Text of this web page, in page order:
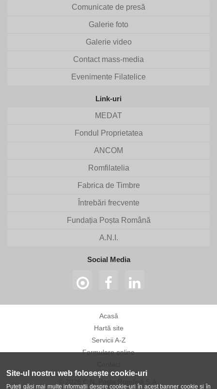
Site-ul nostru web folosește cookie-uri
Puteți găsi mai multe informații despre cookie-uri în acest banner cookie și în
Comunicate de presă
Galerie foto
Galerie video
Contact mass-media
Evenimente Filatelice
Link-uri
MEDAT
Fondul Proprietatea
ANCOM
Romfilatelia
Fabrica de Timbre
Întrebări frecvente
Fundația Poșta Română
A.N.I.
Social Media
Acasă
Hartă site
Servicii A-Z
Formulare online